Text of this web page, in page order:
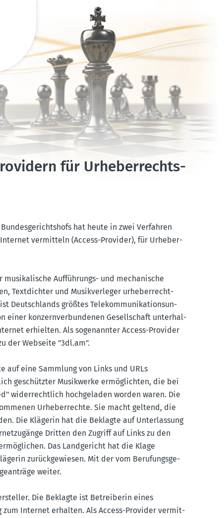
für Urheber­rechts­
hat heute in zwei Verfahren
vermitteln (Access-Provider), für Urheber­
Auffüh­rungs- und mecha­nische
Textdichter und Musik­ver­leger urheber­recht­
Deutsch­lands größtes Telekom­mu­ni­ka­ti­ons­un­
einer konzern­ver­bun­denen Gesell­schaft unter­hal­
erhielten. Als sogenannter Access-Provider
der Webseite "3dl.​am".
auf eine Sammlung von Links und URLs
geschützter Musik­werke ermög­lichten, die bei
wider­rechtlich hochge­laden worden waren. Die
Urheber­rechte. Sie macht geltend, die
Die Klägerin hat die Beklagte auf Unter­lassung
Dritten den Zugriff auf Links zu den
Das Landge­richt hat die Klage
zurück­ge­wiesen. Mit der vom Berufungs­ge­
weiter.
Die Beklagte ist Betrei­berin eines
zum Internet erhalten. Als Access-Provider vermit­